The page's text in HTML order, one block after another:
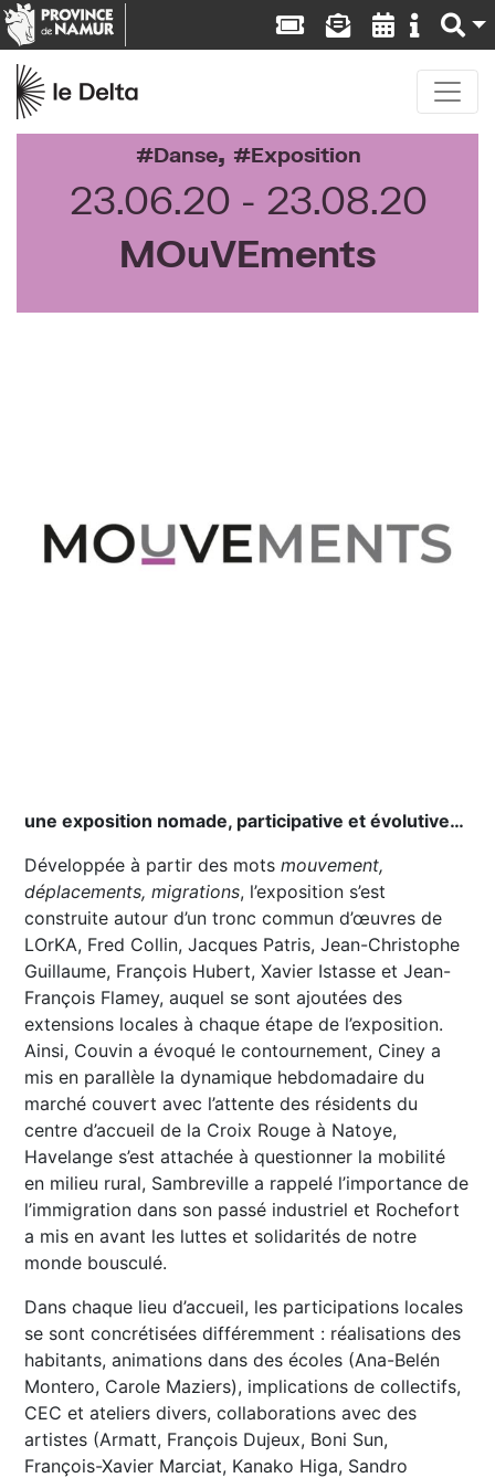
Danse, Exposition
23.06.20
23.08.20
MOuVEments
une exposition nomade, participative et évolutive…
Développée à partir des motsmouvement,
déplacements, migrations, l’exposition s’est
construite autour d’un tronc commun d’œuvres de
LOrKA, Fred Collin, Jacques Patris, Jean-Christophe
Guillaume, François Hubert, Xavier Istasse et Jean-
François Flamey, auquel se sont ajoutées des
extensions locales à chaque étape de l’exposition.
Ainsi, Couvin a évoqué le contournement, Ciney a
mis en parallèle la dynamique hebdomadaire du
marché couvert avec l’attente des résidents du
centre d’accueil de la Croix Rouge à Natoye,
Havelange s’est attachée à questionner la mobilité
en milieu rural, Sambreville a rappelé l’importance de
l’immigration dans son passé industriel et Rochefort
a mis en avant les luttes et solidarités de notre
monde bousculé.
Dans chaque lieu d’accueil, les participations locales
se sont concrétisées différemment : réalisations des
habitants, animations dans des écoles (Ana-Belén
Montero, Carole Maziers), implications de collectifs,
CEC et ateliers divers, collaborations avec des
artistes (Armatt, François Dujeux, Boni Sun,
François-Xavier Marciat, Kanako Higa, Sandro